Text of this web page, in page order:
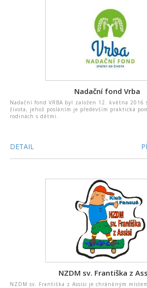
Nadační fond Vrba
Nadační fond VRBA byl založen 12. května 2016
života, jehož posláním je především praktická
rodinách s dětmi.
DETAIL
NZDM sv. Františka z
NZDM sv. Františka z Assisi je chráněným